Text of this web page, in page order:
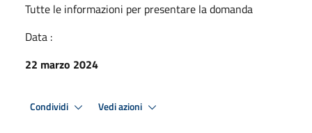
Tutte le informazioni per presentare la domanda
Data :
22 marzo 2024
Condividi Vedi azioni